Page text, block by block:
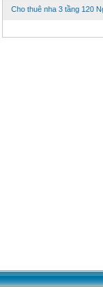
Cho thuê nha 3 tầng 120